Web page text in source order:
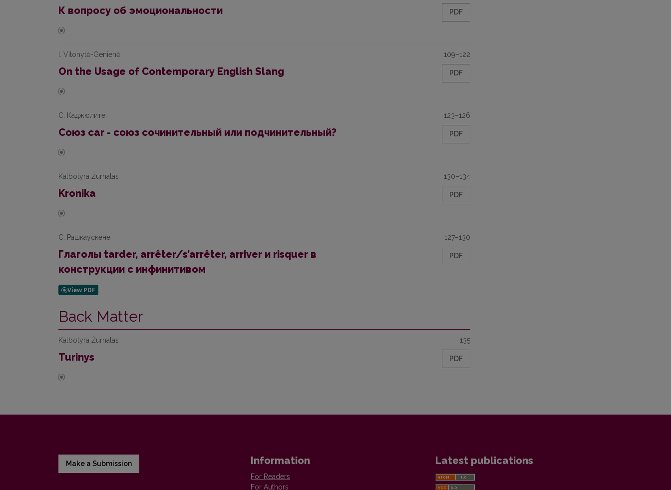
К вопросу об эмоциональности PDF
I. Vitonytė-Genienė
On the Usage of Contemporary English Slang
109–122
PDF
С. Каджюлите
Союз car - союз сочинительный или подчинительный?
123–126
PDF
Kalbotyra Žurnalas
Kronika
130–134
PDF
С. Рашкаускене
Глaголы tarder, arrêter/s’arrêter, arriver и risquer в
конструкции с инфинитивом
127–130
PDF
Back Matter
Kalbotyra Žurnalas
Turinys
135
PDF
Make a Submission Information
For Readers
For Authors
Latest publications